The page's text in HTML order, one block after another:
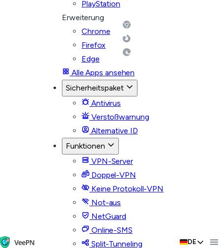
PlayStation
Erweiterung
Chrome
Firefox
Edge
Alle Apps ansehen
Sicherheitspaket
Antivirus
Verstoßwarnung
Alternative ID
Funktionen
VPN-Server
Doppel-VPN
Keine Protokoll-VPN
Not-aus
NetGuard
Online-SMS
Split-Tunneling
DE